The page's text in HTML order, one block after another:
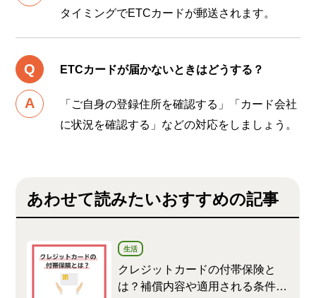
タイミングでETCカードが郵送されます。
ETCカードが届かないときはどうする？
「ご自身の登録住所を確認する」「カード会社
に状況を確認する」などの対応をしましょう。
あわせて読みたいおすすめの記事
生活
クレジットカードの付帯保険と
は？補償内容や適用される条件な